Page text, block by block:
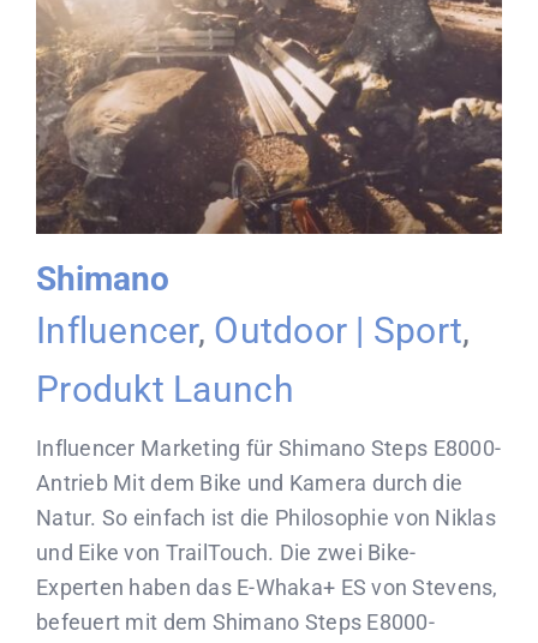
Shimano
Influencer, Outdoor | Sport,
Produkt Launch
Influencer Marketing für Shimano Steps E8000-
Antrieb Mit dem Bike und Kamera durch die
Natur. So einfach ist die Philosophie von Niklas
und Eike von TrailTouch. Die zwei Bike-
Experten haben das E-Whaka+ ES von Stevens,
befeuert mit dem Shimano Steps E8000-